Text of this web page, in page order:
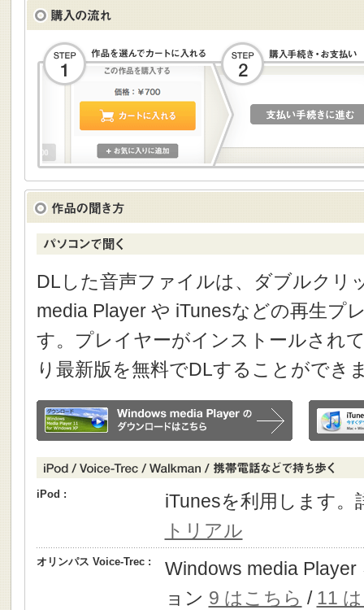
DLした音声ファイルは、ダブルクリ
media Player や iTunesなどの再生プ
す。プレイヤーがインストールされ
り最新版を無料でDLすることができ
iPod :
iTunesを利用します
トリアル
オリンパス Voice-Trec :
Windows media
ョン 9 はこちら / 11